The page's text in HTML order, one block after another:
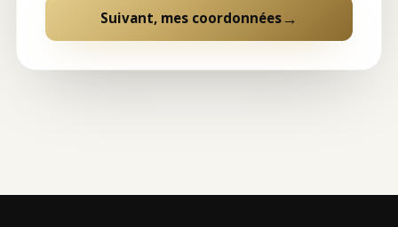
Suivant, mes coordonnées→